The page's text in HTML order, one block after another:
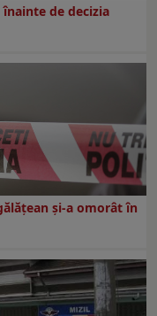
de decizia
și-a omorât în